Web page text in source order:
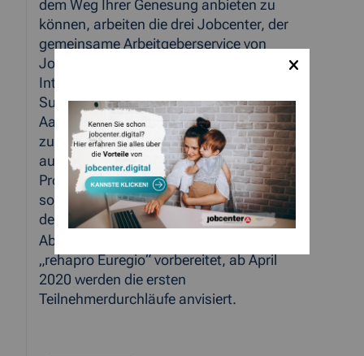
dem Weg Ihrer Genesung anbieten zu
können, arbeiten die drei Jobcenter, der
gemeinsame Arbeitgeberservice von
Jobcentern und Arbeitsagentur, die
Integrationsfachdienste und die
Suchberatungsstellen der StädteRegion
Aachen und Düren Hand in Hand
zusammen. Anstatt eine Minderleistung
auszugleichen liegt der Fokus des
Projektes darin, eine entsprechende Stelle
so zu gestalten, dass sie den Fähigkeiten
des Arbeitnehmers entspricht.
Ab Januar 2020 wird die Umsetzung von
„rehapro Euregio“ vorbereitet, ab April
2020 werden die ersten
Teilnehmerdurchläufe anvisiert.